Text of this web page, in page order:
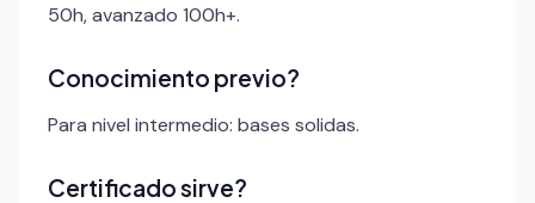
50h, avanzado 100h+.
Conocimiento previo?
Para nivel intermedio: bases solidas.
Certificado sirve?